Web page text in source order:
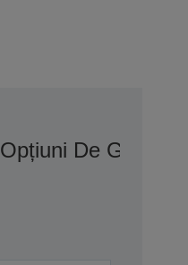
Opțiuni De